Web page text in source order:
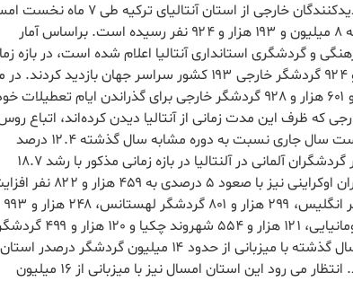
آنتالیا/ خدیجه اوزدمیر توسون/ خبرگزاری آناتولی شمار بازدیدکنندگان خارجی از استان آنتالیای
با ۱۶ درصد افزایش در مقایسه با دوره مشابه سال گذشته به ۸ میلیون و ۱۹۳ هزار و ۹۲۴ نفر رسیده است. براساس آمار
ژانویه تا ۳۱ ژوئیه ۲۰۱۹ از این استان ۸ میلیون و ۱۹۳ هزار و ۹۲۴ گردشگر خارجی ۱۹۳ کشور سراسر جهان بازدید
ژوئيه گذشته ۳۴۴ هزار و ۲۷۲ گردشگر داخلی و ۲ میلیون و ۶۰۱ هزار و ۹۲۸ گردشگر خارجی برای گذراندن ایام تعطیلات
که ظرف این مدت زمانی از آنتالیا دیدن کرده‌اند، اتباع
قرار دارند. تعداد بازدیدکنندگان روس از آنتالیا در ۷ماه نخست سال جاری نسبت به دوره مشابه سال گذشته ۱۲.۴ درصد
افزایش یافته و به ۲ میلیون و ۹۷۶ هزار و ۱ نفر رسید. شمار گردشگران آلمانی در آلنتالیا در بازه زمانی مذکور با رشد ۱۸.۷
درصدی به یک میلیون و ۳۲۶ هزار و ۷۷۰ نفر و آمار گردشگران اوکراینی نیز با صعود ۵
یافت. همچنین در این مدت زمانی ۴۰۷ هزار و ۳۷۹ گردشگر انگلیس، ۲۹۹ هزار و ۸۰۱ گردشگر لهستانس، ۲۴۸ هزار و ۹۹۳
تبعه هلند، ۱۴۳ هزار و ۵۴۳ قزاقستانی، ۱۳۷ هزار و ۶۳۸ رومانیایی، ۱۲۱ هزار و ۵۵۴ شهروند چکیا و ۱۲۰
سوئدی تعطیلات خود را در استان آنتالیا گذراندند. آنتالیا سال گذشته با میزبانی از حدود ۱۴ میلیون
میزبان بیش‌ترین تعداد گردشگران در ترکیه قرار گرفته بود. انتظار می رود این استان امسال نیز با میزبانی از ۱۶ میلیون